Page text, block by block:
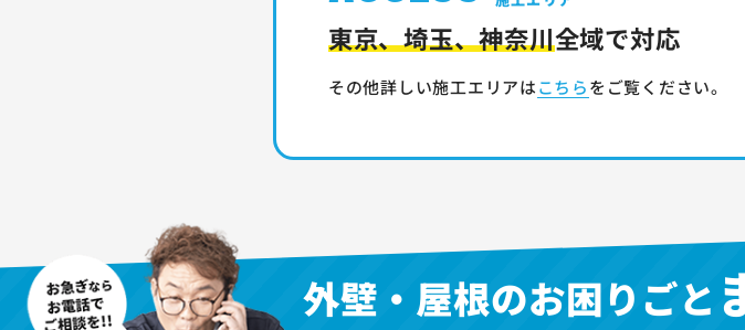
東京、埼玉、神奈川全域で対応
その他詳しい施工エリアはこちらをご覧ください。
外壁・屋根のお困りごと